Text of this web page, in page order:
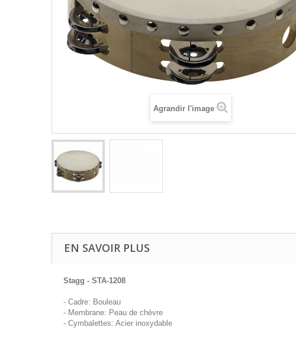
Agrandir l'image
EN SAVOIR PLUS
Stagg - STA-1208
- Cadre: Bouleau
- Membrane: Peau de chèvre
- Cymbalettes: Acier inoxydable